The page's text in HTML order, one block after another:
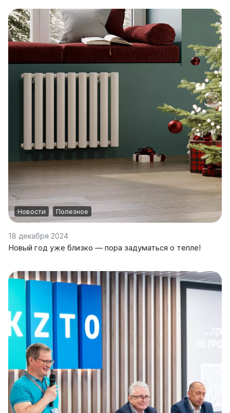
Quadrum Neo 50 H
Завалинки
Завалинка Гармония
Зеркало С
Новости Полезное
18 декабря 2024
Новый год уже близко — пора задуматься о тепле!